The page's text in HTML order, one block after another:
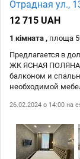
Отрадная ул.,
12 715 UAH
1 кімната , площа
Предлагается в
ЖК ЯСНАЯ ПОЛЯНА
балконом и
необходимой
во дворе
подача холодной
ходьбы —
Музкомедии и
26.02.2024 о 14:00 на